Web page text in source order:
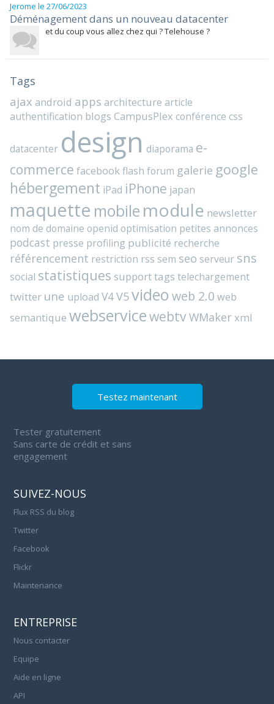
Jerome le 27/06/2023
Déménagement dans un nouveau datacenter
et du coup vous allez chez qui ? Telehouse ?
Tags
ajax android apps architecture article
authentification blogs CampusPlex conférence css
datacenter design diaporama e-
commerce facebookflash forum galerie google
hébergement iPad iPhone japan
maquette mobile module newsletter
nom de domaine openid optimisation petites annonces
podcast presse profiling publicité recherche
référencement restriction rss sem seo serveur sns
social statistiques supporttags telechargement
twitter une upload V4V5video web 2.0 web
semantique webservicewebtvWMakerxml
Testez maintenant
Tester gratuitement
Sans carte de crédit et sans
engagement
SUIVEZ-NOUS
Flux RSS du blog
Twitter
Facebook
Flickr
Maintenance
ENTREPRISE
Nous contacter
Equipe
Aide en ligne
API